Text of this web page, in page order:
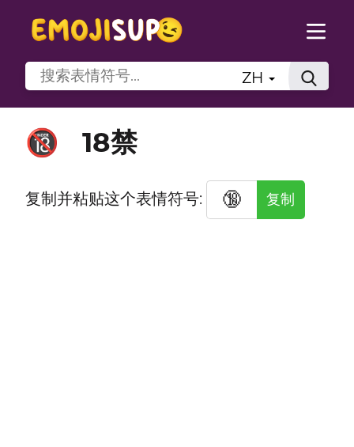
ZH
🔞 18禁
复制并粘贴这个表情符号: 🔞 复制